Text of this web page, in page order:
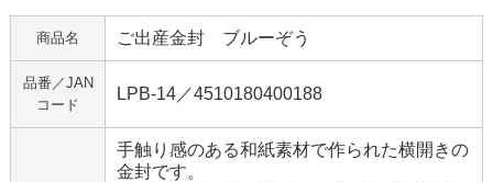
商品名 ご出産金封 ブルーぞう
品番／JAN
コード
LPB-14／4510180400188
手触り感のある和紙素材で作られた横開きの
金封です。